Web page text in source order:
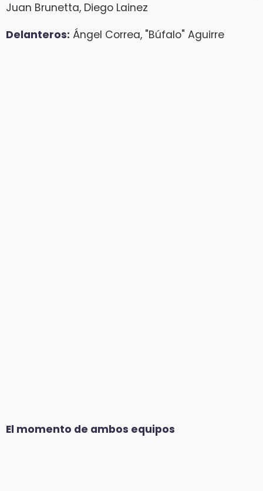
Juan Brunetta, Diego Lainez
Delanteros: Ángel Correa, "Búfalo" Aguirre
El momento de ambos equipos